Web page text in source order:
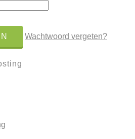
Wachtwoord vergeten?